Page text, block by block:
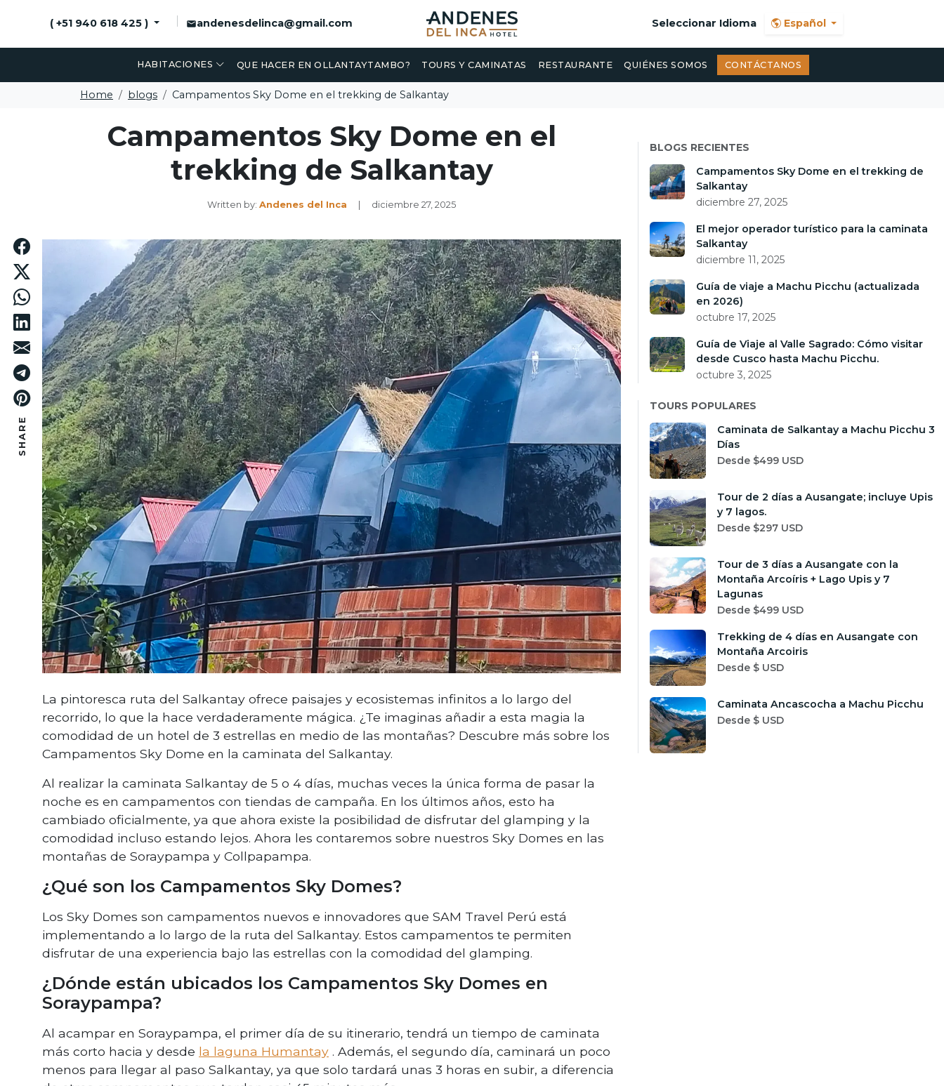
( +51 940 618 425 ) andenesdelinca@gmail.com Seleccionar Idioma Español
HABITACIONES QUE HACER EN OLLANTAYTAMBO? TOURS Y CAMINATAS RESTAURANTE QUIÉNES SOMOS CONTÁCTANOS
Home blogs Campamentos Sky Dome en el trekking de Salkantay
SHARE
Campamentos Sky Dome en el
trekking de Salkantay
Written by: Andenes del Inca diciembre 27, 2025
La pintoresca ruta del Salkantay ofrece paisajes y ecosistemas infinitos a lo largo del
recorrido, lo que la hace verdaderamente mágica. ¿Te imaginas añadir a esta magia la
comodidad de un hotel de 3 estrellas en medio de las montañas? Descubre más sobre los
Campamentos Sky Dome en la caminata del Salkantay.
Al realizar la caminata Salkantay de 5 o 4 días, muchas veces la única forma de pasar la
noche es en campamentos con tiendas de campaña. En los últimos años, esto ha
cambiado oficialmente, ya que ahora existe la posibilidad de disfrutar del glamping y la
comodidad incluso estando lejos. Ahora les contaremos sobre nuestros Sky Domes en las
montañas de Soraypampa y Collpapampa.
¿Qué son los Campamentos Sky Domes?
Los Sky Domes son campamentos nuevos e innovadores que SAM Travel Perú está
implementando a lo largo de la ruta del Salkantay. Estos campamentos te permiten
disfrutar de una experiencia bajo las estrellas con la comodidad del glamping.
¿Dónde están ubicados los Campamentos Sky Domes en
Soraypampa?
Al acampar en Soraypampa, el primer día de su itinerario, tendrá un tiempo de caminata
más corto hacia y desde la laguna Humantay . Además, el segundo día, caminará un poco
menos para llegar al paso Salkantay, ya que solo tardará unas 3 horas en subir, a diferencia
BLOGS RECIENTES
Campamentos Sky Dome en el trekking de
Salkantay
diciembre 27, 2025
El mejor operador turístico para la caminata
Salkantay
diciembre 11, 2025
Guía de viaje a Machu Picchu (actualizada
en 2026)
octubre 17, 2025
Guía de Viaje al Valle Sagrado: Cómo visitar
desde Cusco hasta Machu Picchu.
octubre 3, 2025
TOURS POPULARES
Caminata de Salkantay a Machu Picchu 3
Días
Desde $499 USD
Tour de 2 días a Ausangate; incluye Upis
y 7 lagos.
Desde $297 USD
Tour de 3 días a Ausangate con la
Montaña Arcoíris + Lago Upis y 7
Lagunas
Desde $499 USD
Trekking de 4 días en Ausangate con
Montaña Arcoiris
Desde $ USD
Caminata Ancascocha a Machu Picchu
Desde $ USD